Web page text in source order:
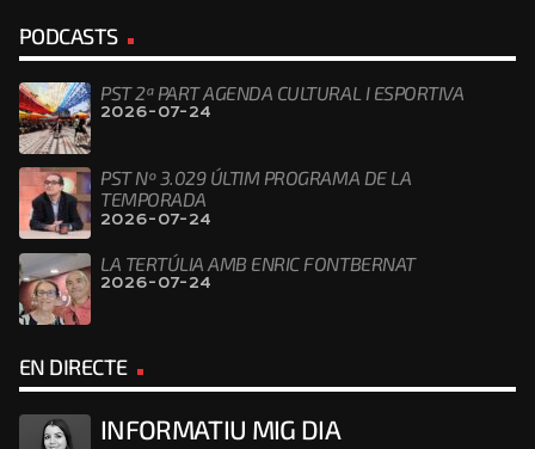
PODCASTS
PST 2ª PART AGENDA CULTURAL I ESPORTIVA
2026-07-24
PST Nº 3.029 ÚLTIM PROGRAMA DE LA
TEMPORADA
2026-07-24
LA TERTÚLIA AMB ENRIC FONTBERNAT
2026-07-24
EN DIRECTE
INFORMATIU MIG DIA